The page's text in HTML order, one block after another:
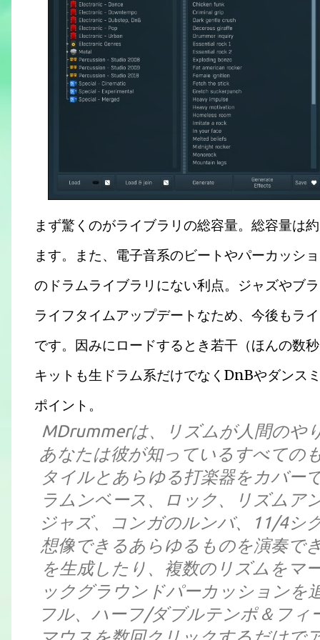
まず驚くのがライブラリの総容量。総容量は
ます。また、電子音系のビートやパーカッシ
のドラムライブラリにない利点。ジャズやブ
ライフタイムアップデートなため、今後もラ
です。因みにロードするとき若干（ほんの数
キットも生ドラム系だけでなくDnBやダンス
ポイント。
MDrummerは、リズムが人間のや
あなたは彼が知っているすべての
タイルとあらゆる打楽器をカバー
ラムンベース、ロック、リズムア
ジャズ、コンガのルンバ、11/4シ
想像できるあらゆるものを演奏で
を生成したり、複数のリズムをマ
ックグラウンドパーカッションを
フル、ハーフ/ダブルテンポ＆フ